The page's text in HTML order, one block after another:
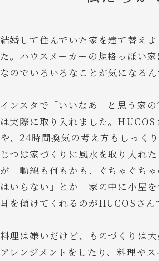
結婚して住んでいた家を建て替え
た。ハウスメーカーの規格っぽい
なのでいろいろなことが気になるん
インスタで「いいなあ」と思う家
は実際に取り入れました。
や、24時間換気の考え方もしっくり
じつは家づくりに風水を取り入れ
が「動線も何もかも、ぐちゃぐち
はいらない」とか「家の中に小屋
耳を傾けてくれるのがHUCOSさん
料理は嫌いだけど、ものづくりは
アレンジメントをしたり、料理や